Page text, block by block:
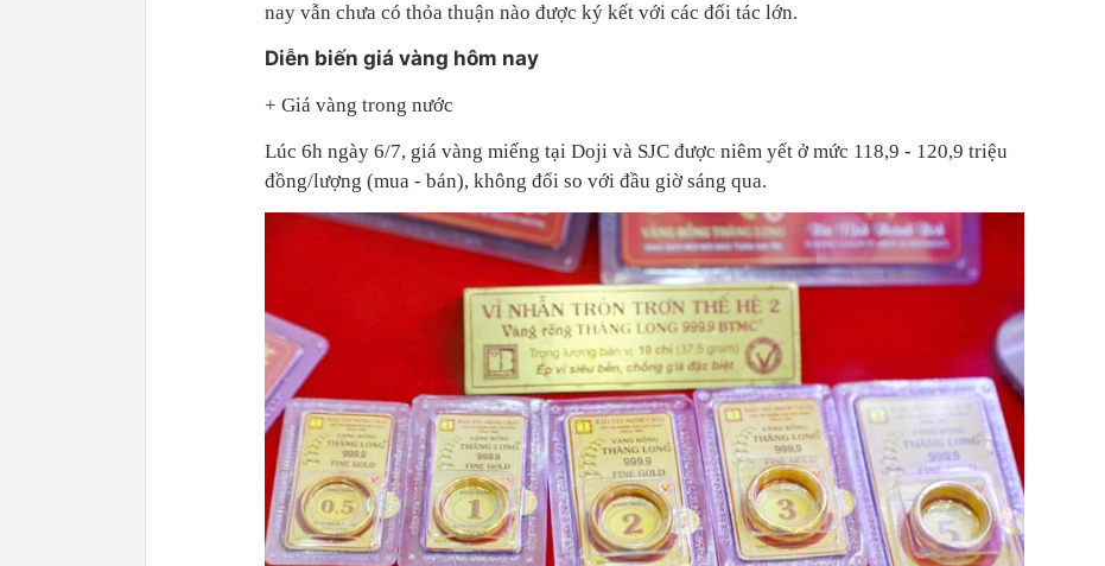
nay vẫn chưa có thỏa thuận nào được ký kết với các đối tác lớn.
Diễn biến giá vàng hôm nay
+ Giá vàng trong nước
Lúc 6h ngày 6/7, giá vàng miếng tại Doji và SJC được niêm yết ở mức 118,9 - 120,9 triệu
đồng/lượng (mua - bán), không đổi so với đầu giờ sáng qua.